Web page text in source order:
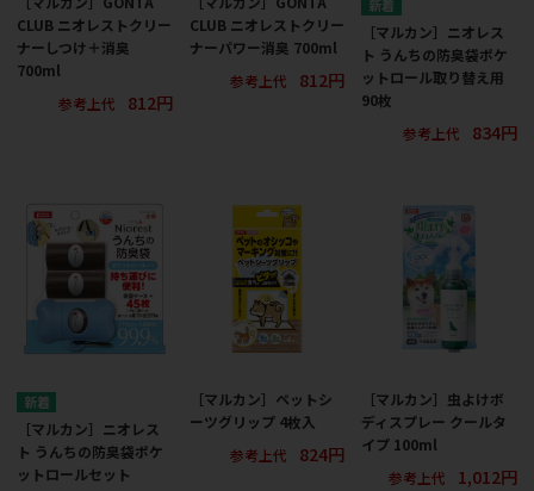
CLUB ニオレストクリー
ナーしつけ＋消臭
700ml
参考上代
812円
CLUB ニオレストクリー
ナーパワー消臭 700ml
参考上代
812円
［マルカン］ニオレス
ト うんちの防臭袋ポケ
ットロール取り替え用
90枚
参考上代
834円
［マルカン］ニオレス
ト うんちの防臭袋ポケ
ットロールセット
［マルカン］ペットシ
ーツグリップ 4枚入
参考上代
824円
［マルカン］虫よけボ
ディスプレー クールタ
イプ 100ml
参考上代
1,012円